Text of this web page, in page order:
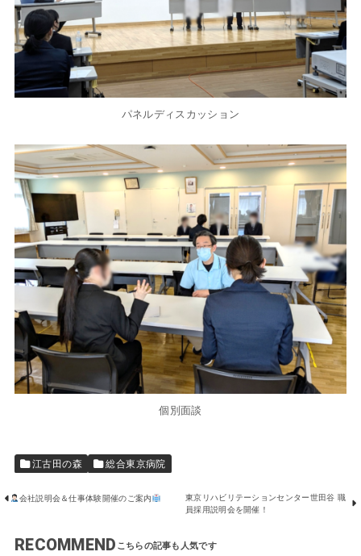
パネルディスカッション
個別面談
江古田の森 総合東京病院
会社説明会＆仕事体験開催のご案内
東京リハビリテーションセンター世田谷 職
員採用説明会を開催！
RECOMMEND